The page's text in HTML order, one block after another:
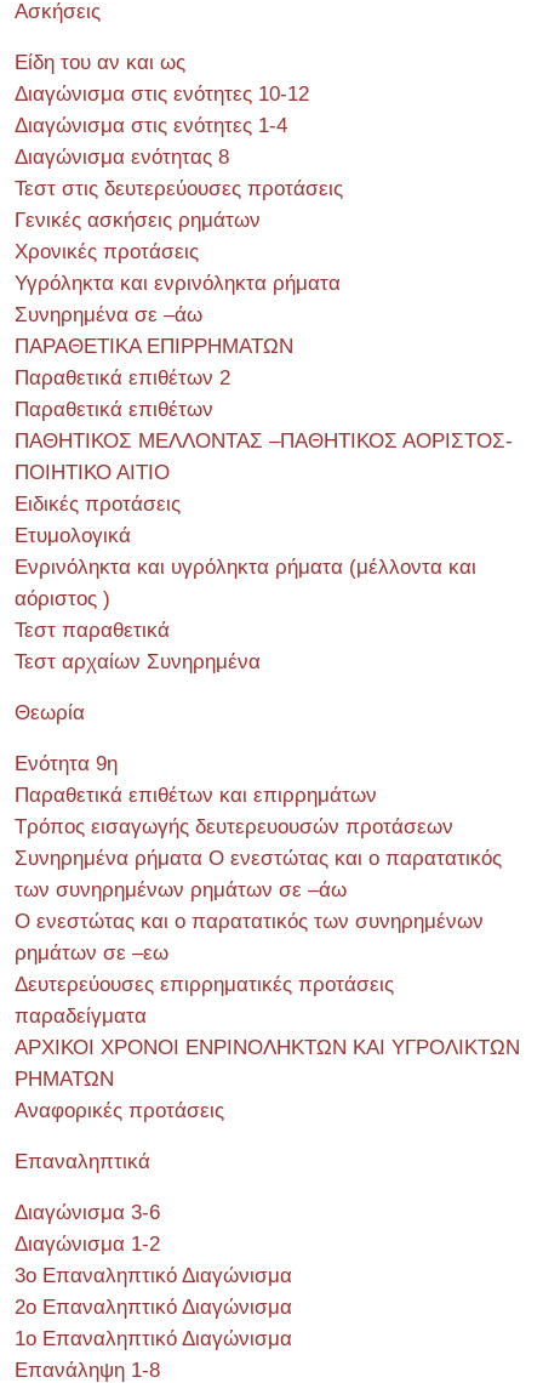
Ασκήσεις
Είδη του αν και ως
Διαγώνισμα στις ενότητες 10-12
Διαγώνισμα στις ενότητες 1-4
Διαγώνισμα ενότητας 8
Τεστ στις δευτερεύουσες προτάσεις
Γενικές ασκήσεις ρημάτων
Χρονικές προτάσεις
Υγρόληκτα και ενρινόληκτα ρήματα
Συνηρημένα σε –άω
ΠΑΡΑΘΕΤΙΚΑ ΕΠΙΡΡΗΜΑΤΩΝ
Παραθετικά επιθέτων 2
Παραθετικά επιθέτων
ΠΑΘΗΤΙΚΟΣ ΜΕΛΛΟΝΤΑΣ –ΠΑΘΗΤΙΚΟΣ ΑΟΡΙΣΤΟΣ-
ΠΟΙΗΤΙΚΟ ΑΙΤΙΟ
Ειδικές προτάσεις
Ετυμολογικά
Ενρινόληκτα και υγρόληκτα ρήματα (μέλλοντα και
αόριστος )
Τεστ παραθετικά
Τεστ αρχαίων Συνηρημένα
Θεωρία
Ενότητα 9η
Παραθετικά επιθέτων και επιρρημάτων
Τρόπος εισαγωγής δευτερευουσών προτάσεων
Συνηρημένα ρήματα Ο ενεστώτας και ο παρατατικός
των συνηρημένων ρημάτων σε –άω
Ο ενεστώτας και ο παρατατικός των συνηρημένων
ρημάτων σε –εω
Δευτερεύουσες επιρρηματικές προτάσεις
παραδείγματα
ΑΡΧΙΚΟΙ ΧΡΟΝΟΙ ΕΝΡΙΝΟΛΗΚΤΩΝ ΚΑΙ ΥΓΡΟΛΙΚΤΩΝ
ΡΗΜΑΤΩΝ
Αναφορικές προτάσεις
Επαναληπτικά
Διαγώνισμα 3-6
Διαγώνισμα 1-2
3ο Επαναληπτικό Διαγώνισμα
2ο Επαναληπτικό Διαγώνισμα
1ο Επαναληπτικό Διαγώνισμα
Επανάληψη 1-8